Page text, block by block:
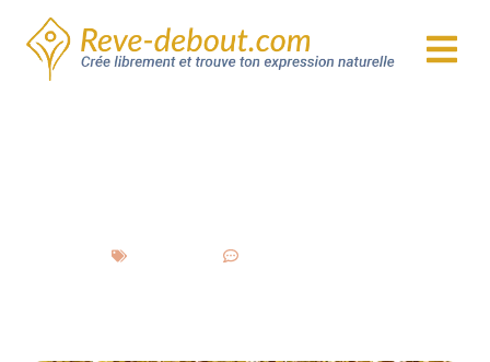
créatif en 5 jours.